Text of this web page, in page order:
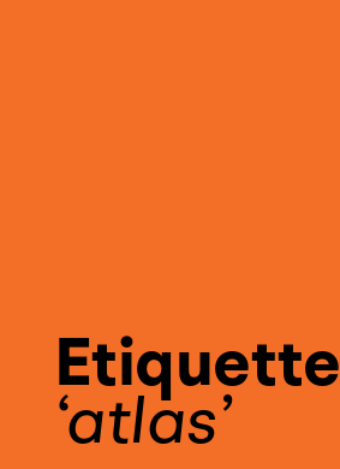
Etiquette
atlas